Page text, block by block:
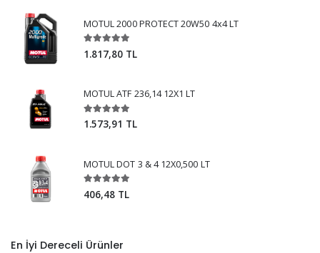
MOTUL 2000 PROTECT 20W50 4x4 LT
1.817,80 TL
MOTUL ATF 236,14 12X1 LT
1.573,91 TL
MOTUL DOT 3 & 4 12X0,500 LT
406,48 TL
En İyi Dereceli Ürünler